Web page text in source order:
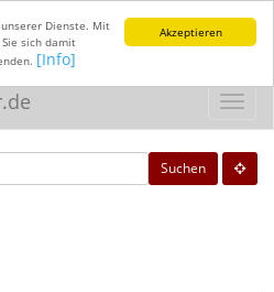
Akzeptieren
Dienste. Mit
sich damit
[Info]
Suchen